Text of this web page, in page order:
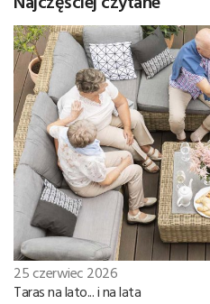
25 czerwiec 2026
Taras na lato... i na lata